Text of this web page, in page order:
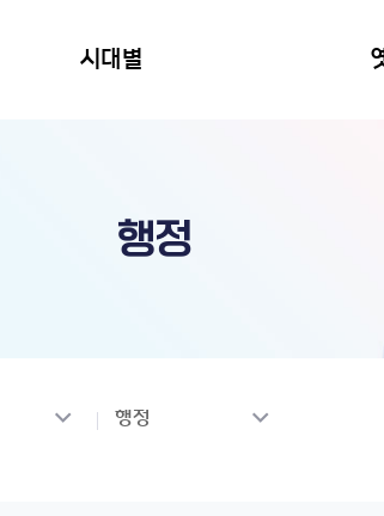
시대별
행정
행정